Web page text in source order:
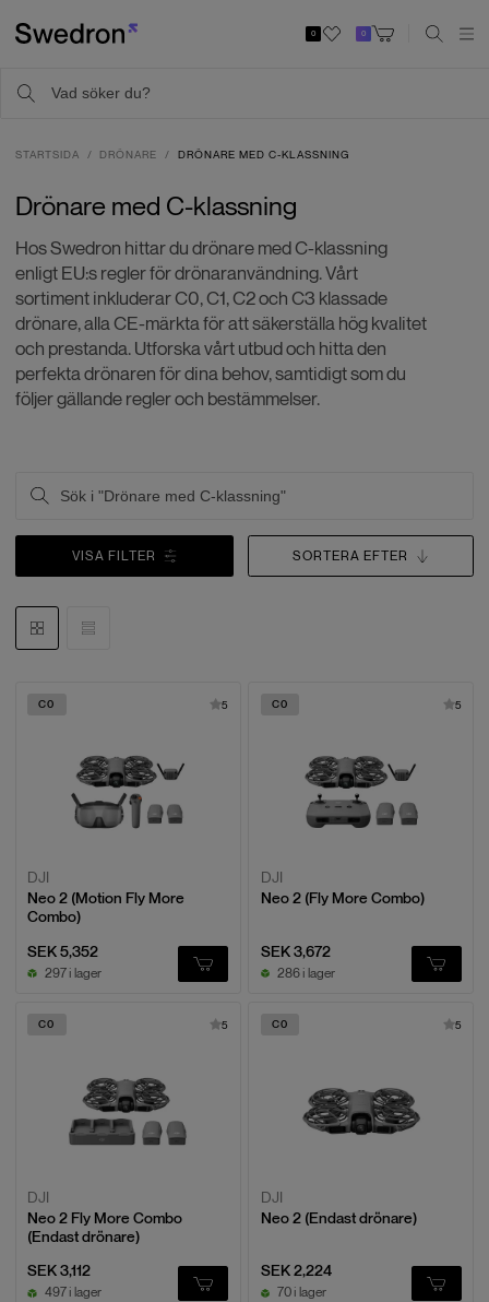
0 0
STARTSIDA DRÖNARE DRÖNARE MED C-KLASSNING
Drönare med C-klassning
Hos Swedron hittar du drönare med C-klassning
enligt EU:s regler för drönaranvändning. Vårt
sortiment inkluderar C0, C1, C2 och C3 klassade
drönare, alla CE-märkta för att säkerställa hög kvalitet
och prestanda. Utforska vårt utbud och hitta den
perfekta drönaren för dina behov, samtidigt som du
följer gällande regler och bestämmelser.
VISA FILTER SORTERA EFTER
5
C0
DJI
Neo 2 (Motion Fly More
Combo)
SEK 5,352
297 i lager
5
C0
DJI
Neo 2 (Fly More Combo)
SEK 3,672
286 i lager
5
C0
DJI
Neo 2 Fly More Combo
(Endast drönare)
SEK 3,112
497 i lager
5
C0
DJI
Neo 2 (Endast drönare)
SEK 2,224
70 i lager